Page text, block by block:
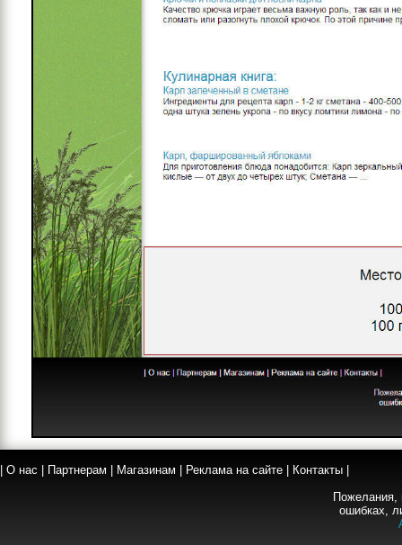
О нас Партнерам Магазинам Реклама на сайте Контакты
Пожелания,
ошибках,